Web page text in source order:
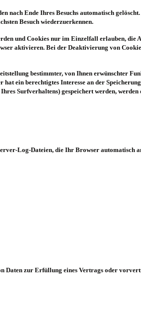
nach Ende Ihres Besuchs automatisch
Besuch wiederzuerkennen.
und Cookies nur im Einzelfall erlauben, die
aktivieren. Bei der Deaktivierung von
bestimmter, von Ihnen erwünschter
ein berechtigtes Interesse an der
Surfverhaltens) gespeichert werden,
Log-Dateien, die Ihr Browser automatisch
Daten zur Erfüllung eines Vertrags oder